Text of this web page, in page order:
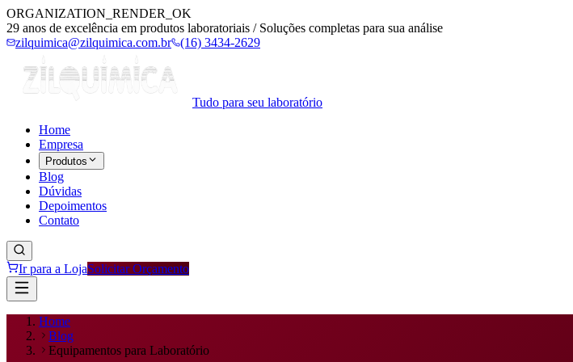
ORGANIZATION_RENDER_OK
29 anos de excelência em produtos laboratoriais / Soluções completas para sua análise
zilquimica@zilquimica.com.br
(16) 3434-2629
Tudo para seu laboratório
Home
Empresa
Produtos
Blog
Dúvidas
Depoimentos
Contato
Ir para a LojaSolicitar Orçamento
Home
Blog
Equipamentos para Laboratório